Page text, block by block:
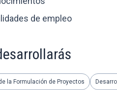
de empleo
la Formulación de Proyectos